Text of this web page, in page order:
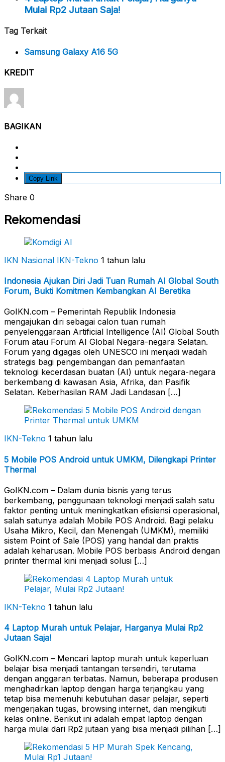
Mulai Rp2 Jutaan Saja!
Tag Terkait
Samsung Galaxy A16 5G
KREDIT
BAGIKAN
Copy Link
Share 0
Rekomendasi
IKN Nasional IKN-Tekno 1 tahun lalu
Indonesia Ajukan Diri Jadi Tuan Rumah AI Global South
Forum, Bukti Komitmen Kembangkan AI Beretika
GoIKN.com – Pemerintah Republik Indonesia
mengajukan diri sebagai calon tuan rumah
penyelenggaraan Artificial Intelligence (AI) Global South
Forum atau Forum AI Global Negara-negara Selatan.
Forum yang digagas oleh UNESCO ini menjadi wadah
strategis bagi pengembangan dan pemanfaatan
teknologi kecerdasan buatan (AI) untuk negara-negara
berkembang di kawasan Asia, Afrika, dan Pasifik
Selatan. Keberhasilan RAM Jadi Landasan […]
IKN-Tekno 1 tahun lalu
5 Mobile POS Android untuk UMKM, Dilengkapi Printer
Thermal
GoIKN.com – Dalam dunia bisnis yang terus
berkembang, penggunaan teknologi menjadi salah satu
faktor penting untuk meningkatkan efisiensi operasional,
salah satunya adalah Mobile POS Android. Bagi pelaku
Usaha Mikro, Kecil, dan Menengah (UMKM), memiliki
sistem Point of Sale (POS) yang handal dan praktis
adalah keharusan. Mobile POS berbasis Android dengan
printer thermal kini menjadi solusi […]
IKN-Tekno 1 tahun lalu
4 Laptop Murah untuk Pelajar, Harganya Mulai Rp2
Jutaan Saja!
GoIKN.com – Mencari laptop murah untuk keperluan
belajar bisa menjadi tantangan tersendiri, terutama
dengan anggaran terbatas. Namun, beberapa produsen
menghadirkan laptop dengan harga terjangkau yang
tetap bisa memenuhi kebutuhan dasar pelajar, seperti
mengerjakan tugas, browsing internet, dan mengikuti
kelas online. Berikut ini adalah empat laptop dengan
harga mulai dari Rp2 jutaan yang bisa menjadi pilihan […]